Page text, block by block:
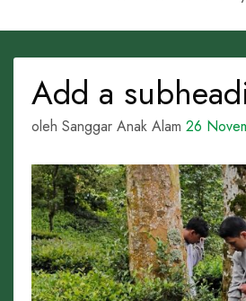
Add a
oleh Sanggar Anak Alam 26